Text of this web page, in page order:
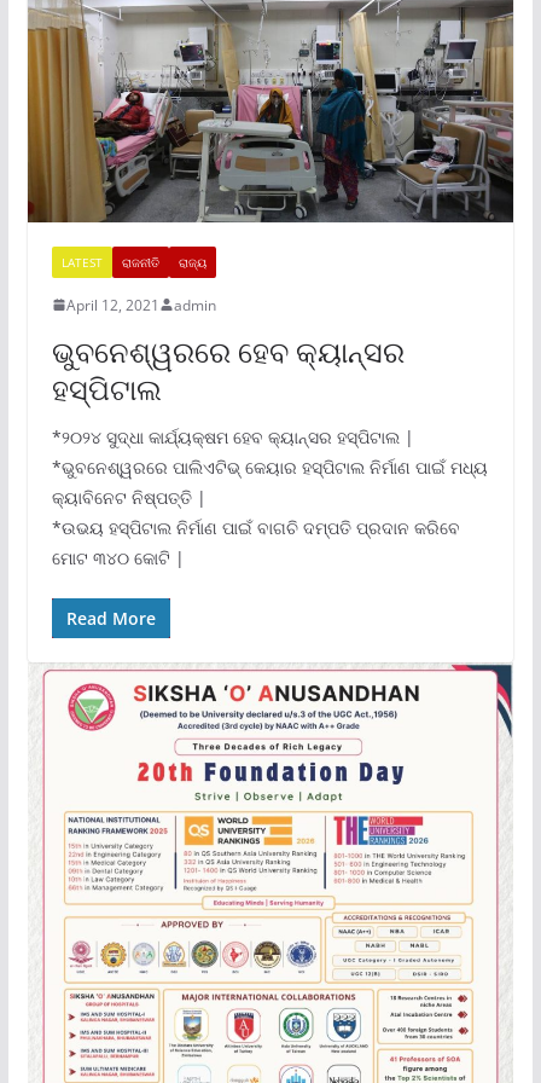
LATEST ରାଜନୀତି ରାଜ୍ୟ
April 12, 2021 admin
ଭୁବନେଶ୍ୱରରେ ହେବ କ୍ୟାନ୍‌ସର
ହସ୍ପିଟାଲ
*୨୦୨୪ ସୁଦ୍ଧା କାର୍ଯ୍ୟକ୍ଷମ ହେବ କ୍ୟାନ୍‌ସର ହସ୍ପିଟାଲ |
*ଭୁବନେଶ୍ୱରରେ ପାଲିଏଟିଭ୍ କେୟାର ହସ୍ପିଟାଲ ନିର୍ମାଣ ପାଇଁ ମଧ୍ୟ
କ୍ୟାବିନେଟ ନିଷ୍ପତ୍ତି |
*ଉଭୟ ହସ୍ପିଟାଲ ନିର୍ମାଣ ପାଇଁ ବାଗଚି ଦମ୍ପତି ପ୍ରଦାନ କରିବେ
ମୋଟ ୩୪୦ କୋଟି |
Read More